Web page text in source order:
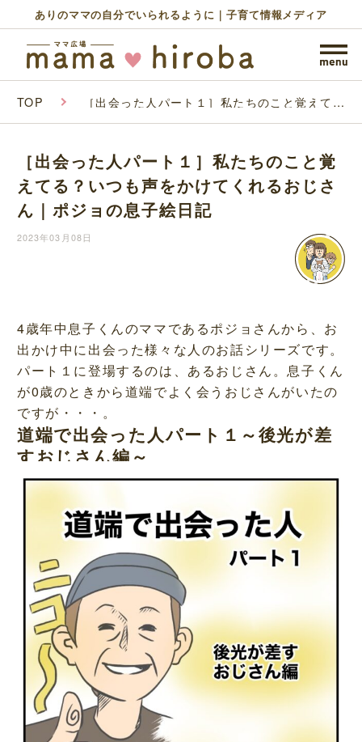
ありのママの自分でいられるように｜子育て情報メディア
TOP ［出会った人パート１］私たちのこと覚えて
の息子絵日記
［出会った人パート１］私たちのこと覚
えてる？いつも声をかけてくれるおじさ
ん｜ポジョの息子絵日記
2023年03月08日
4歳年中息子くんのママであるポジョさんから、お
出かけ中に出会った様々な人のお話シリーズです。
パート１に登場するのは、あるおじさん。息子くん
が0歳のときから道端でよく会うおじさんがいたの
ですが・・・。
道端で出会った人パート１～後光が差
すおじさん編～